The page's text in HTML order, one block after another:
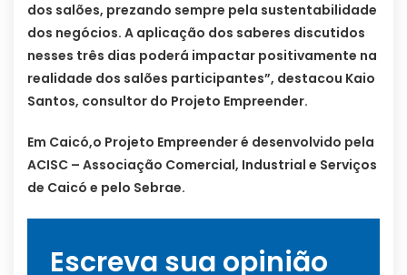
dos salões, prezando sempre pela sustentabilidade
dos negócios. A aplicação dos saberes discutidos
nesses três dias poderá impactar positivamente na
realidade dos salões participantes”, destacou Kaio
Santos, consultor do Projeto Empreender.
Em Caicó,o Projeto Empreender é desenvolvido pela
ACISC – Associação Comercial, Industrial e Serviços
de Caicó e pelo Sebrae.
Escreva sua opinião